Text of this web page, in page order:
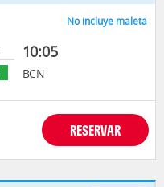
No incluye maleta
10:05
BCN
RESERVAR